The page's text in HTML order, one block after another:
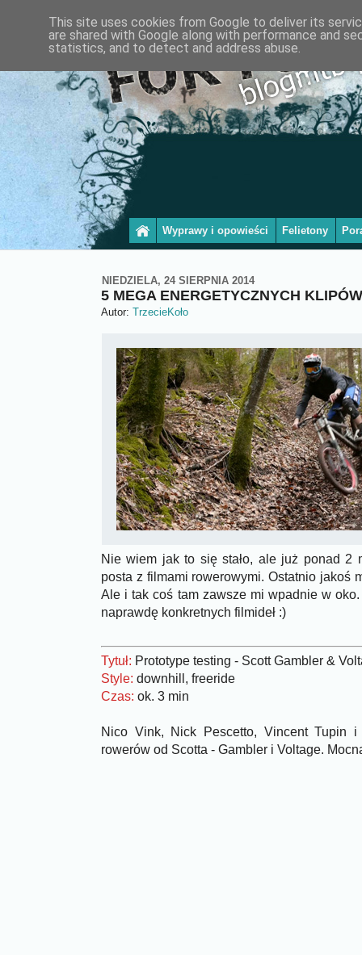
Wyprawy i opowieści Felietony
NIEDZIELA, 24 SIERPNIA 2014
5 MEGA ENERGETYCZNYCH
Autor: TrzecieKoło
Nie wiem jak to się stało, ale już ponad 2
posta z filmami rowerowymi. Ostatnio jakoś
Ale i tak coś tam zawsze mi wpadnie w
naprawdę konkretnych filmideł :)
Tytuł: Prototype testing - Scott Gambler &
Style: downhill, freeride
Czas: ok. 3 min
Nico Vink, Nick Pescetto, Vincent Tupin
rowerów od Scotta - Gambler i Voltage.
This site uses cookies from Google to deliver its
are shared with Google along with performance and
statistics, and to detect and address abuse.